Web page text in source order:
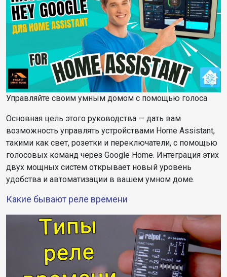
Управляйте своим умным домом с помощью голоса
Основная цель этого руководства — дать вам
возможность управлять устройствами Home Assistant,
такими как свет, розетки и переключатели, с помощью
голосовых команд через Google Home. Интеграция этих
двух мощных систем открывает новый уровень
удобства и автоматизации в вашем умном доме.
Какие бывают реле времени